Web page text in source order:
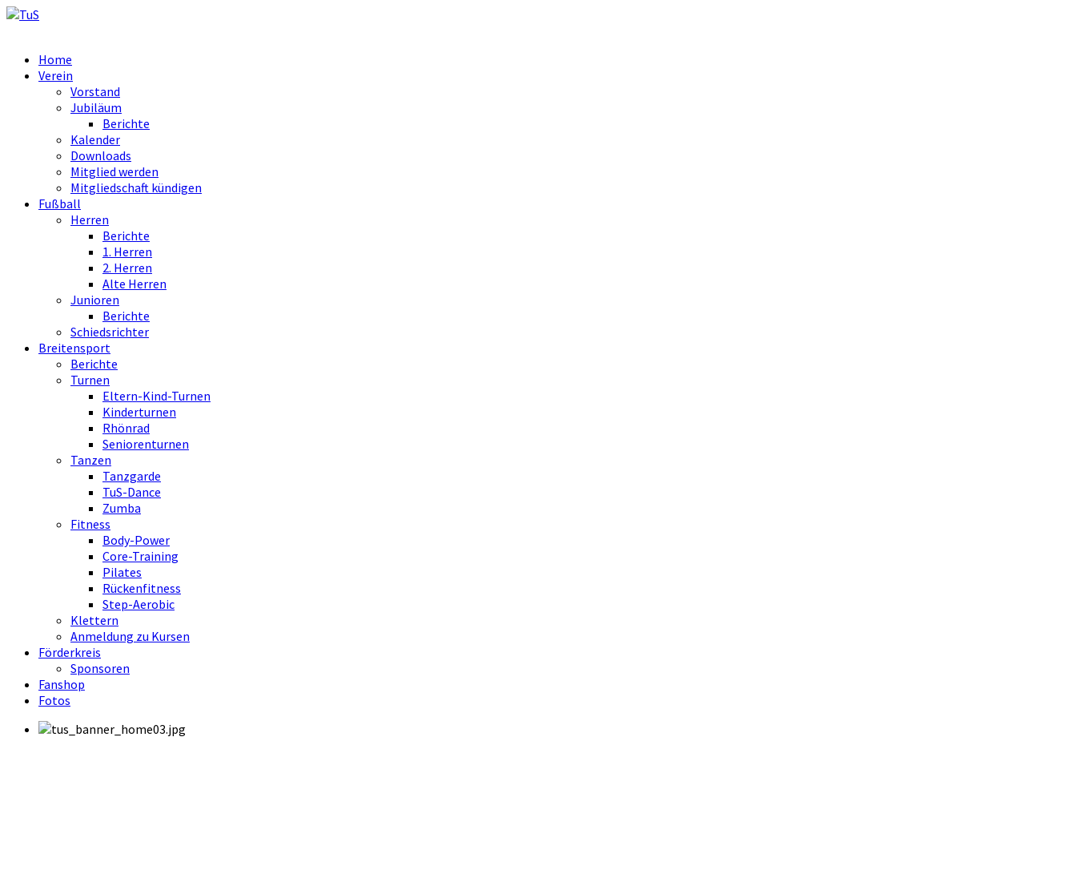
Home
Verein
Vorstand
Jubiläum
Berichte
Kalender
Downloads
Mitglied werden
Mitgliedschaft kündigen
Fußball
Herren
Berichte
1. Herren
2. Herren
Alte Herren
Junioren
Berichte
Schiedsrichter
Breitensport
Berichte
Turnen
Eltern-Kind-Turnen
Kinderturnen
Rhönrad
Seniorenturnen
Tanzen
Tanzgarde
TuS-Dance
Zumba
Fitness
Body-Power
Core-Training
Pilates
Rückenfitness
Step-Aerobic
Klettern
Anmeldung zu Kursen
Förderkreis
Sponsoren
Fanshop
Fotos